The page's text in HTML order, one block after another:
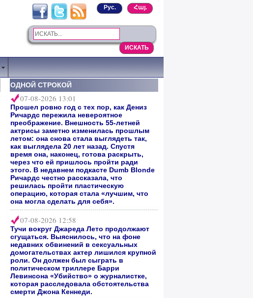
Հայ.
Рус.
ОДНОЙ СТРОКОЙ
07-08-2026 13:01
Прошел ровно год с тех пор, как Дениз
Ричардс пережила невероятное
преображение. Внешность 55-летней
актрисы заметно изменилась прошлым
летом: она снова стала выглядеть так,
как выглядела 20 лет назад. Спустя
время она, наконец, готова раскрыть,
через что ей пришлось пройти ради
этого. В недавнем подкасте Dumb Blonde
Ричардс честно рассказала, что
решилась пройти пластическую
операцию, которая стала «лучшим, что
она могла сделать для себя».
07-08-2026 12:58
Тучи вокруг Джареда Лето продолжают
сгущаться. Выяснилось, что на фоне
недавних обвинений в сексуальных
домогательствах актер лишился крупной
роли. Он должен был сыграть в
политическом триллере Барри
Левинсона «Убийство» о журналистке,
которая расследовала обстоятельства
смерти Джона Кеннеди.